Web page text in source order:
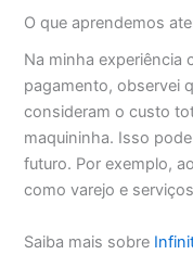
O que aprendemos
Na minha experiência
pagamento, observei
consideram o custo
maquininha. Isso
futuro. Por exemplo,
como varejo e
Saiba mais sobre